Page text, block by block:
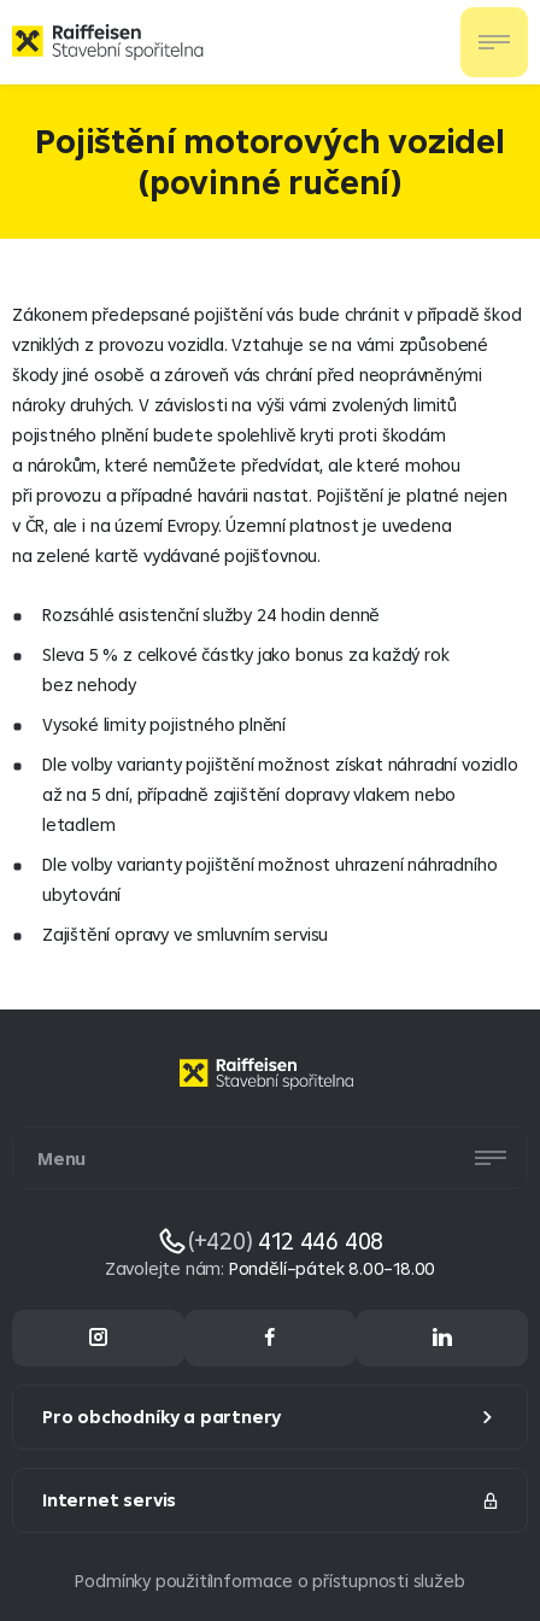
Pojištění motorových vozidel
(povinné ručení)
Zákonem předepsané pojištění vás bude chránit v případě škod
vzniklých z provozu vozidla. Vztahuje se na vámi způsobené
škody jiné osobě a zároveň vás chrání před neoprávněnými
nároky druhých. V závislosti na výši vámi zvolených limitů
pojistného plnění budete spolehlivě kryti proti škodám
a nárokům, které nemůžete předvídat, ale které mohou
při provozu a případné havárii nastat. Pojištění je platné nejen
v ČR, ale i na území Evropy. Územní platnost je uvedena
na zelené kartě vydávané pojišťovnou.
Rozsáhlé asistenční služby 24 hodin denně
Sleva 5 % z celkové částky jako bonus za každý rok
bez nehody
Vysoké limity pojistného plnění
Dle volby varianty pojištění možnost získat náhradní vozidlo
až na 5 dní, případně zajištění dopravy vlakem nebo
letadlem
Dle volby varianty pojištění možnost uhrazení náhradního
ubytování
Zajištění opravy ve smluvním servisu
Menu
(+420) 412 446 408
Zavolejte nám: Pondělí–pátek 8.00–18.00
Pro obchodníky a partnery
Internet servis
Podmínky použitíInformace o přístupnosti služeb